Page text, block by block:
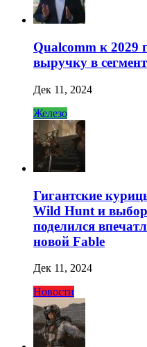
Qualcomm к 2029
выручку в
Дек 11, 2024
Железо
Гигантские
Wild Hunt и выбор
поделился
новой Fable
Дек 11, 2024
Новости